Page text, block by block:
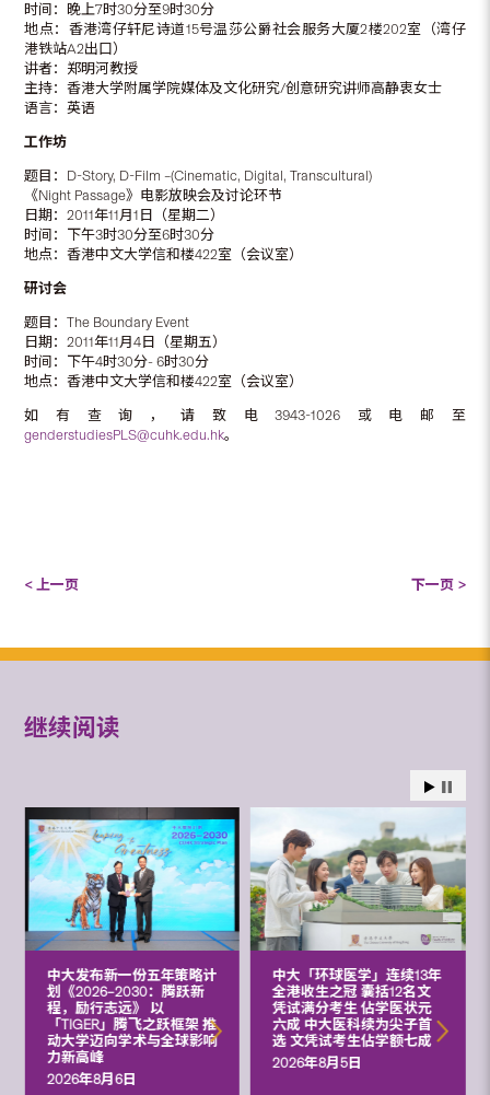
时间：晚上7时30分至9时30分
地点：香港湾仔轩尼诗道15号温莎公爵社会服务大厦2楼202室（湾仔
港铁站A2出口）
讲者：郑明河教授
主持：香港大学附属学院媒体及文化研究/创意研究讲师高静衷女士
语言：英语
工作坊
题目：D-Story, D-Film –(Cinematic, Digital, Transcultural)
《Night Passage》电影放映会及讨论环节
日期：2011年11月1日（星期二）
时间：下午3时30分至6时30分
地点：香港中文大学信和楼422室（会议室）
研讨会
题目：The Boundary Event
日期：2011年11月4日（星期五）
时间：下午4时30分- 6时30分
地点：香港中文大学信和楼422室（会议室）
如有查询，请致电3943-1026或电邮至
genderstudiesPLS@cuhk.edu.hk。
< 上一页 下一页 >
继续阅读
中大发布新一份五年策略计
划《2026‒2030：腾跃新
程，励行志远》 以
「TIGER」腾飞之跃框架 推
动大学迈向学术与全球影响
力新高峰
2026年8月6日
中大「环球医学」连续13年
全港收生之冠 囊括12名文
凭试满分考生 佔学医状元
六成 中大医科续为尖子首
选 文凭试考生佔学额七成
2026年8月5日